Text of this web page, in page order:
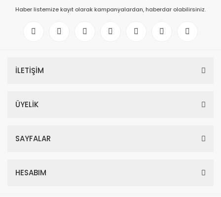
Haber listemize kayıt olarak kampanyalardan, haberdar olabilirsiniz.
İLETİŞİM
ÜYELİK
SAYFALAR
HESABIM